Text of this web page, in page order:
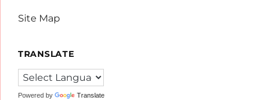
Site Map
TRANSLATE
Powered by Translate